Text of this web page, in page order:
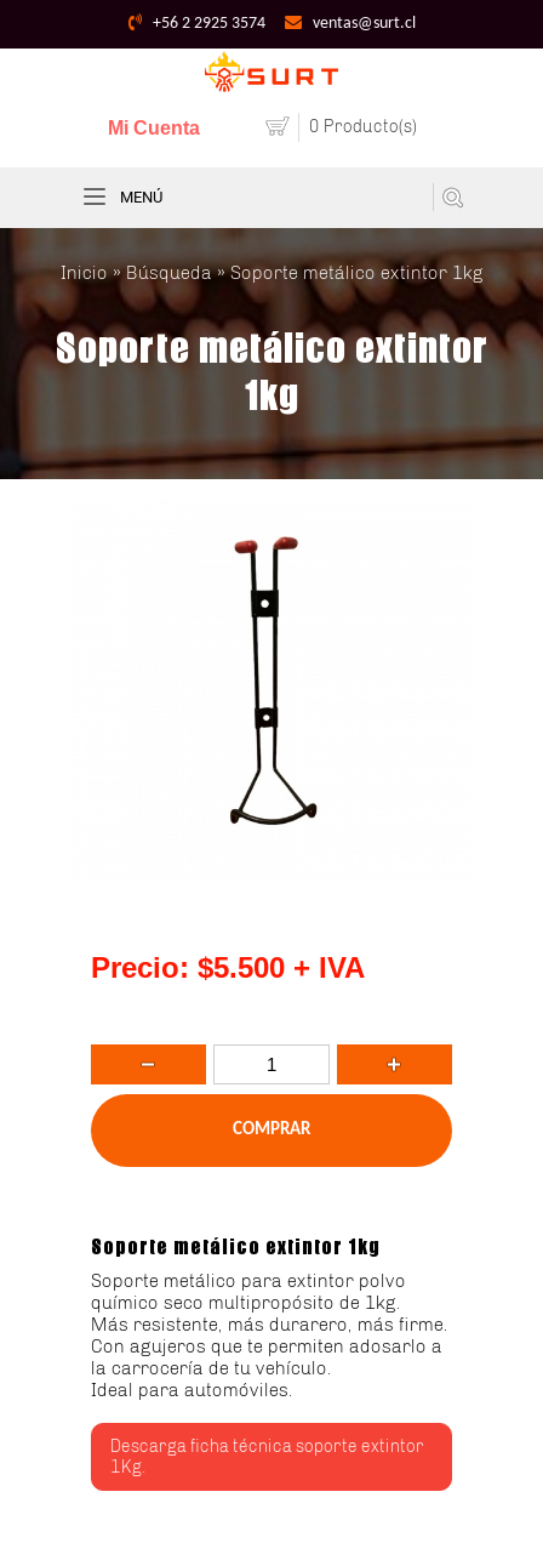
+56 2 2925 3574 ventas@surt.cl
0 Producto(s)
Mi Cuenta
MENÚ
Inicio»Búsqueda» Soporte metálico extintor 1kg
Soporte metálico extintor
1kg
Precio: $5.500 + IVA
Soporte metálico extintor 1kg
Soporte metálico para extintor polvo
químico seco multipropósito de 1kg.
Más resistente, más durarero, más firme.
Con agujeros que te permiten adosarlo a
la carrocería de tu vehículo.
Ideal para automóviles.
Descarga ficha técnica soporte extintor
1Kg.